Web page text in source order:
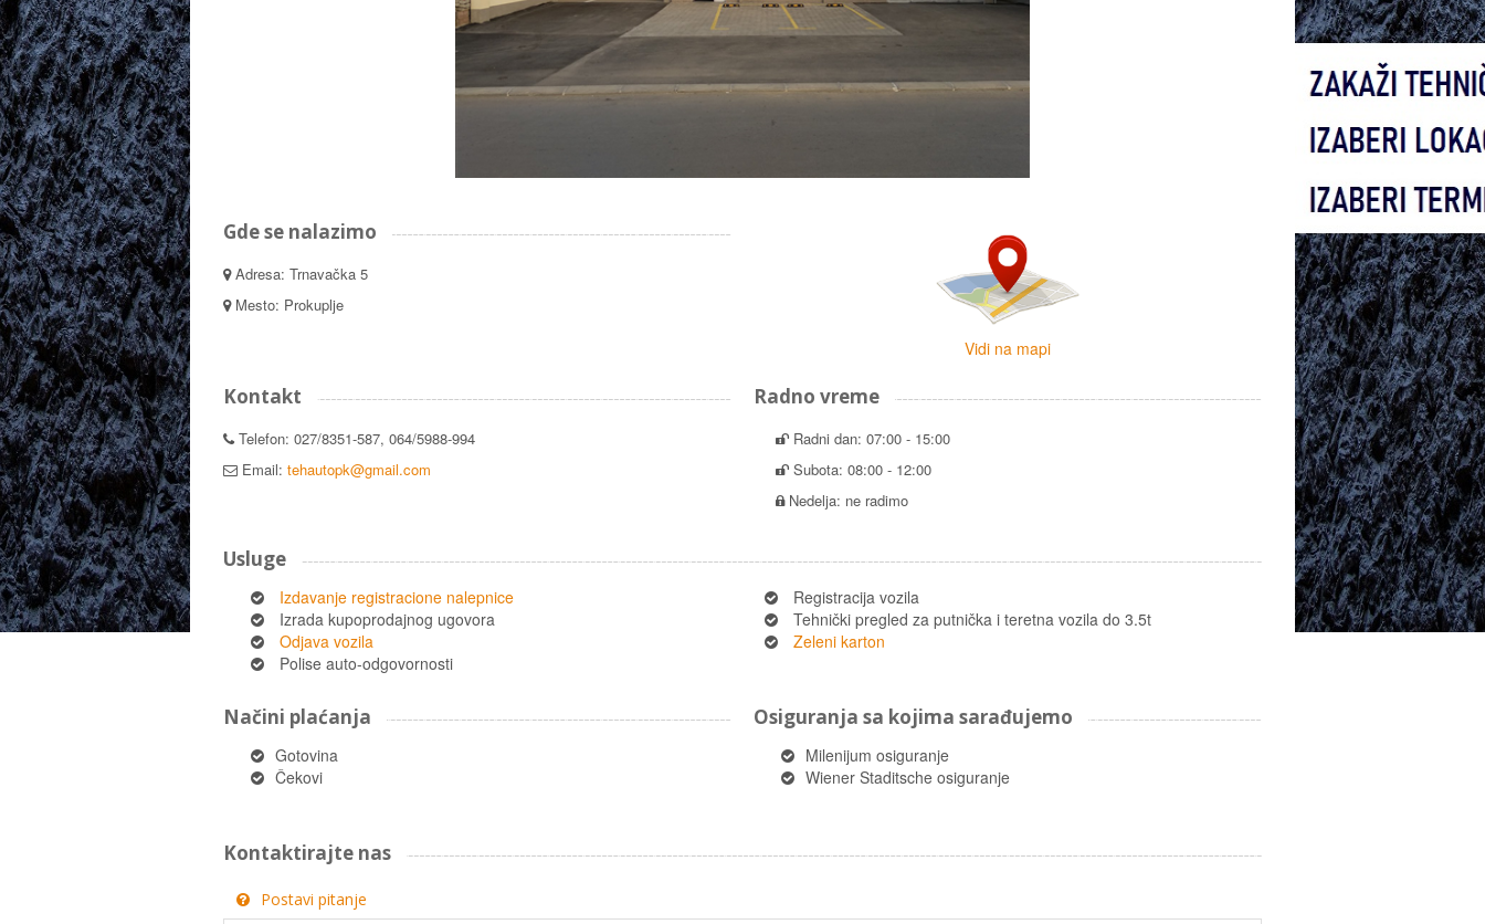
Gde se nalazimo
Adresa: Trnavačka 5
Mesto: Prokuplje
Vidi na mapi
Kontakt
Telefon: 027/8351-587, 064/5988-994
Email: tehautopk@gmail.com
Radno vreme
Radni dan: 07:00 - 15:00
Subota: 08:00 - 12:00
Nedelja: ne radimo
Usluge
Izdavanje registracione nalepnice
Izrada kupoprodajnog ugovora
Odjava vozila
Polise auto-odgovornosti
Registracija vozila
Tehnički pregled za putnička i teretna vozila do 3.5t
Zeleni karton
Načini plaćanja
Gotovina
Čekovi
Osiguranja sa kojima sarađujemo
Milenijum osiguranje
Wiener Staditsche osiguranje
Kontaktirajte nas
Postavi pitanje